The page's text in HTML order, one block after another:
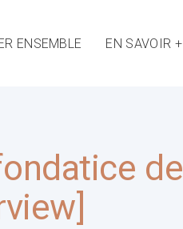
ENSEMBLE EN SAVOIR +
de